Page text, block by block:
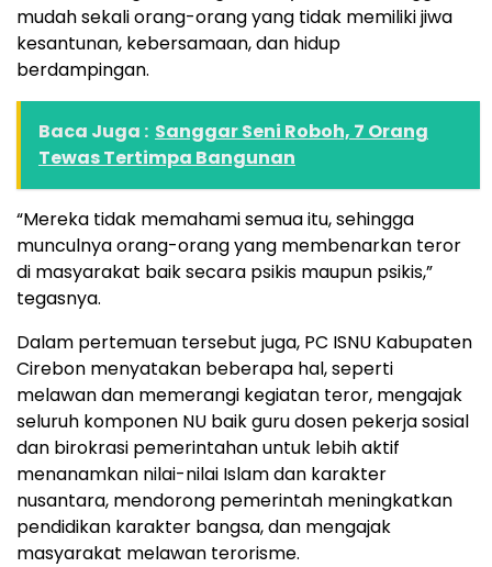
mudah sekali orang-orang yang tidak memiliki jiwa
kesantunan, kebersamaan, dan hidup
berdampingan.
Baca Juga : Sanggar Seni Roboh, 7 Orang
Tewas Tertimpa Bangunan
“Mereka tidak memahami semua itu, sehingga
munculnya orang-orang yang membenarkan teror
di masyarakat baik secara psikis maupun psikis,”
tegasnya.
Dalam pertemuan tersebut juga, PC ISNU Kabupaten
Cirebon menyatakan beberapa hal, seperti
melawan dan memerangi kegiatan teror, mengajak
seluruh komponen NU baik guru dosen pekerja sosial
dan birokrasi pemerintahan untuk lebih aktif
menanamkan nilai-nilai Islam dan karakter
nusantara, mendorong pemerintah meningkatkan
pendidikan karakter bangsa, dan mengajak
masyarakat melawan terorisme.